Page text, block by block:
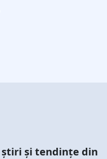
știri și tendințe din